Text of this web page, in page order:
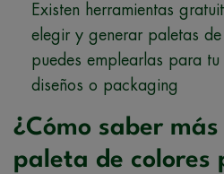
Existen herramientas
elegir y generar paletas
puedes emplearlas para
diseños o packaging
¿Cómo saber
paleta de colores